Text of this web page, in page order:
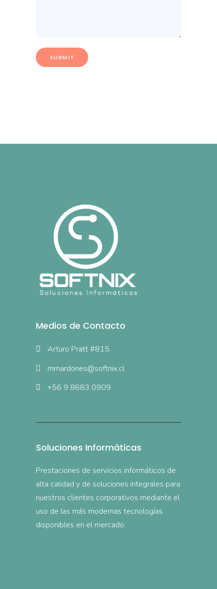
Medios de Contacto
Arturo Pratt #815
mmardones@softnix.cl
+56 9 8683 0909
Soluciones Informáticas
Prestaciones de servicios informáticos de
alta calidad y de soluciones integrales para
nuestros clientes corporativos mediante el
uso de las más modernas tecnologías
disponibles en el mercado.